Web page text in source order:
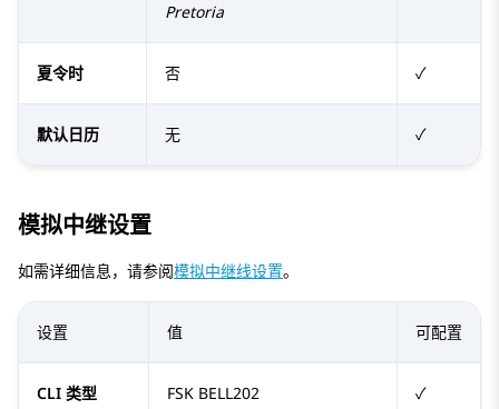
Pretoria
夏令时 否 ✓
默认日历 无 ✓
模拟中继设置
如需详细信息，请参阅模拟中继线设置。
设置 值 可配置
CLI 类型 FSK BELL202 ✓